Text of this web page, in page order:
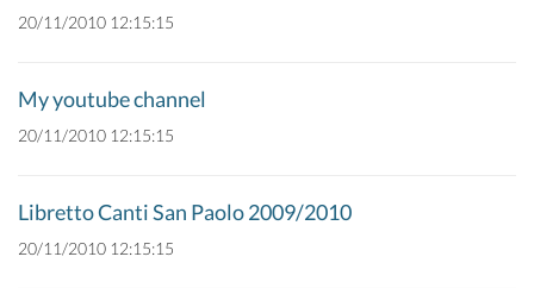
20/11/2010 12:15:15
My youtube channel
20/11/2010 12:15:15
Libretto Canti San Paolo 2009/2010
20/11/2010 12:15:15